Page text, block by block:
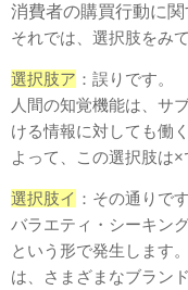
消費者の購買行動に関
それでは、選択肢をみ
選択肢ア ：誤りです。
人間の知覚機能は、サ
ける情報に対しても働
よって、この選択肢は×
選択肢イ ：その通りです
バラエティ・シーキン
という形で発生します
は、さまざまなブラン